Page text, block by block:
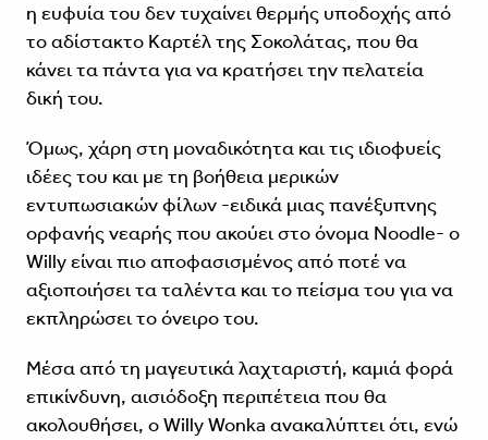
η ευφυία του δεν τυχαίνει θερμής υποδοχής από
το αδίστακτο Καρτέλ της Σοκολάτας, που θα
κάνει τα πάντα για να κρατήσει την πελατεία
δική του.
Όμως, χάρη στη μοναδικότητα και τις ιδιοφυείς
ιδέες του και με τη βοήθεια μερικών
εντυπωσιακών φίλων -ειδικά μιας πανέξυπνης
ορφανής νεαρής που ακούει στο όνομα Noodle- ο
Willy είναι πιο αποφασισμένος από ποτέ να
αξιοποιήσει τα ταλέντα και το πείσμα του για να
εκπληρώσει το όνειρο του.
Μέσα από τη μαγευτικά λαχταριστή, καμιά φορά
επικίνδυνη, αισιόδοξη περιπέτεια που θα
ακολουθήσει, ο Willy Wonka ανακαλύπτει ότι, ενώ